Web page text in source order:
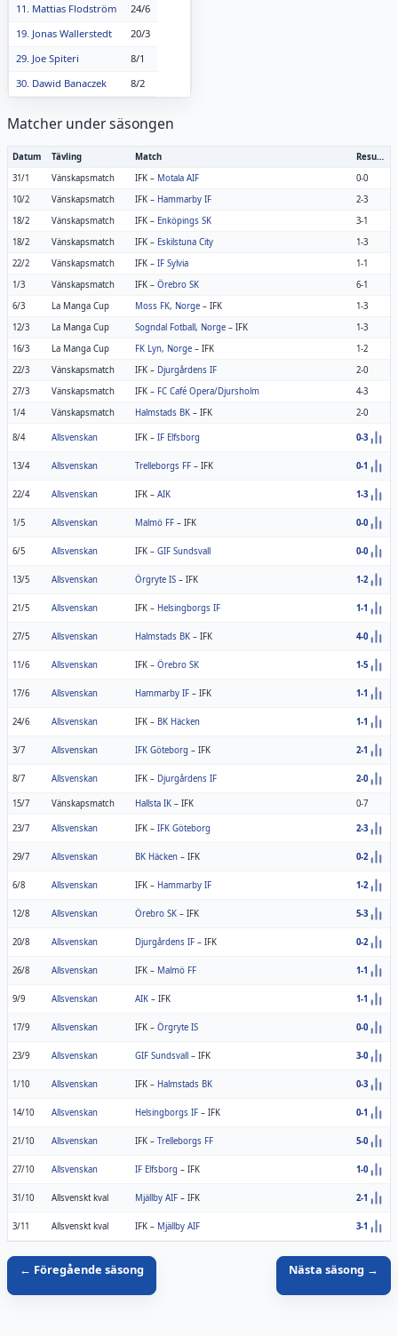
11. Mattias Flodström
24/6
19. Jonas Wallerstedt
20/3
29. Joe Spiteri
8/1
30. Dawid Banaczek
8/2
Matcher under säsongen
Datum Tävling Match
Resultat
31/1
Vänskapsmatch IFK– Motala AIF
0-0
10/2
Vänskapsmatch IFK– Hammarby IF
2-3
18/2
Vänskapsmatch IFK– Enköpings SK
3-1
18/2
Vänskapsmatch IFK– Eskilstuna City
1-3
22/2
Vänskapsmatch IFK– IF Sylvia
1-1
1/3
Vänskapsmatch IFK– Örebro SK
6-1
6/3
La Manga Cup Moss FK, Norge– IFK
1-3
12/3
La Manga Cup Sogndal Fotball, Norge– IFK
1-3
16/3
La Manga Cup FK Lyn, Norge– IFK
1-2
22/3
Vänskapsmatch IFK– Djurgårdens IF
2-0
27/3
Vänskapsmatch IFK– FC Café Opera/Djursholm
4-3
1/4
Vänskapsmatch Halmstads BK– IFK 2-0
8/4 Allsvenskan IFK– IF Elfsborg 0-3
13/4 Allsvenskan Trelleborgs FF– IFK 0-1
22/4 Allsvenskan IFK– AIK 1-3
1/5 Allsvenskan Malmö FF– IFK 0-0
6/5 Allsvenskan IFK– GIF Sundsvall 0-0
13/5 Allsvenskan Örgryte IS– IFK 1-2
21/5 Allsvenskan IFK– Helsingborgs IF 1-1
27/5 Allsvenskan Halmstads BK– IFK 4-0
11/6 Allsvenskan IFK– Örebro SK 1-5
17/6 Allsvenskan Hammarby IF– IFK 1-1
24/6 Allsvenskan IFK– BK Häcken 1-1
3/7 Allsvenskan IFK Göteborg – IFK 2-1
8/7 Allsvenskan IFK– Djurgårdens IF 2-0
15/7 Vänskapsmatch Hallsta IK– IFK 0-7
23/7 Allsvenskan IFK– IFK Göteborg 2-3
29/7 Allsvenskan BK Häcken– IFK 0-2
6/8 Allsvenskan IFK– Hammarby IF 1-2
12/8 Allsvenskan Örebro SK– IFK 5-3
20/8 Allsvenskan Djurgårdens IF– IFK 0-2
26/8 Allsvenskan IFK– Malmö FF 1-1
9/9 Allsvenskan AIK– IFK 1-1
17/9 Allsvenskan IFK– Örgryte IS 0-0
23/9 Allsvenskan GIF Sundsvall– IFK 3-0
1/10 Allsvenskan IFK– Halmstads BK 0-3
14/10 Allsvenskan Helsingborgs IF– IFK 0-1
21/10 Allsvenskan IFK– Trelleborgs FF 5-0
27/10 Allsvenskan IF Elfsborg – IFK 1-0
31/10 Allsvenskt kval Mjällby AIF– IFK 2-1
3/11 Allsvenskt kval IFK– Mjällby AIF 3-1
← Föregående säsong Nästa säsong →